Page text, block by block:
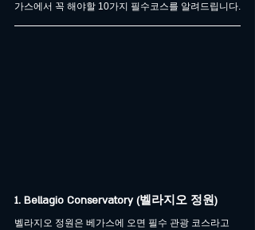
가스에서 꼭 해야할 10가지 필수코스를 알려드립니다.
1. Bellagio Conservatory (벨라지오 정원)
벨라지오 정원은 베가스에 오면 필수 관광 코스라고